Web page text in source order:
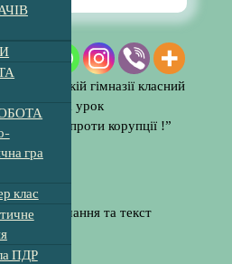
Холмківській гімназії класний
провела урок
” Ми- проти корупції !”
гра
клас
ПДР